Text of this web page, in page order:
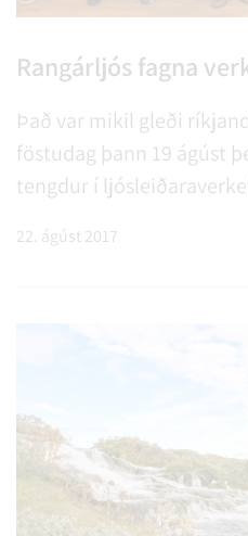
Rangárljós fagna
Það var mikil gleði
föstudag þann 19 ágúst
tengdur í
22. ágúst 2017